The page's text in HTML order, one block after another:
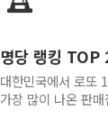
명당 랭킹 TOP
대한민국에서 로또
가장 많이 나온 판